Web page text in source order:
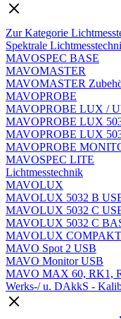
Zur Kategorie
Spektrale
MAVOSPEC BASE
MAVOMASTER
MAVOMASTER
MAVOPROBE
MAVOPROBE LUX /
MAVOPROBE LUX
MAVOPROBE LUX
MAVOPROBE
MAVOSPEC LITE
Lichtmesstechnik
MAVOLUX
MAVOLUX 5032 B
MAVOLUX 5032 C
MAVOLUX 5032 C
MAVOLUX COMPAKT
MAVO Spot 2 USB
MAVO Monitor USB
MAVO MAX 60, RK1,
Werks-/ u. DAkkS -